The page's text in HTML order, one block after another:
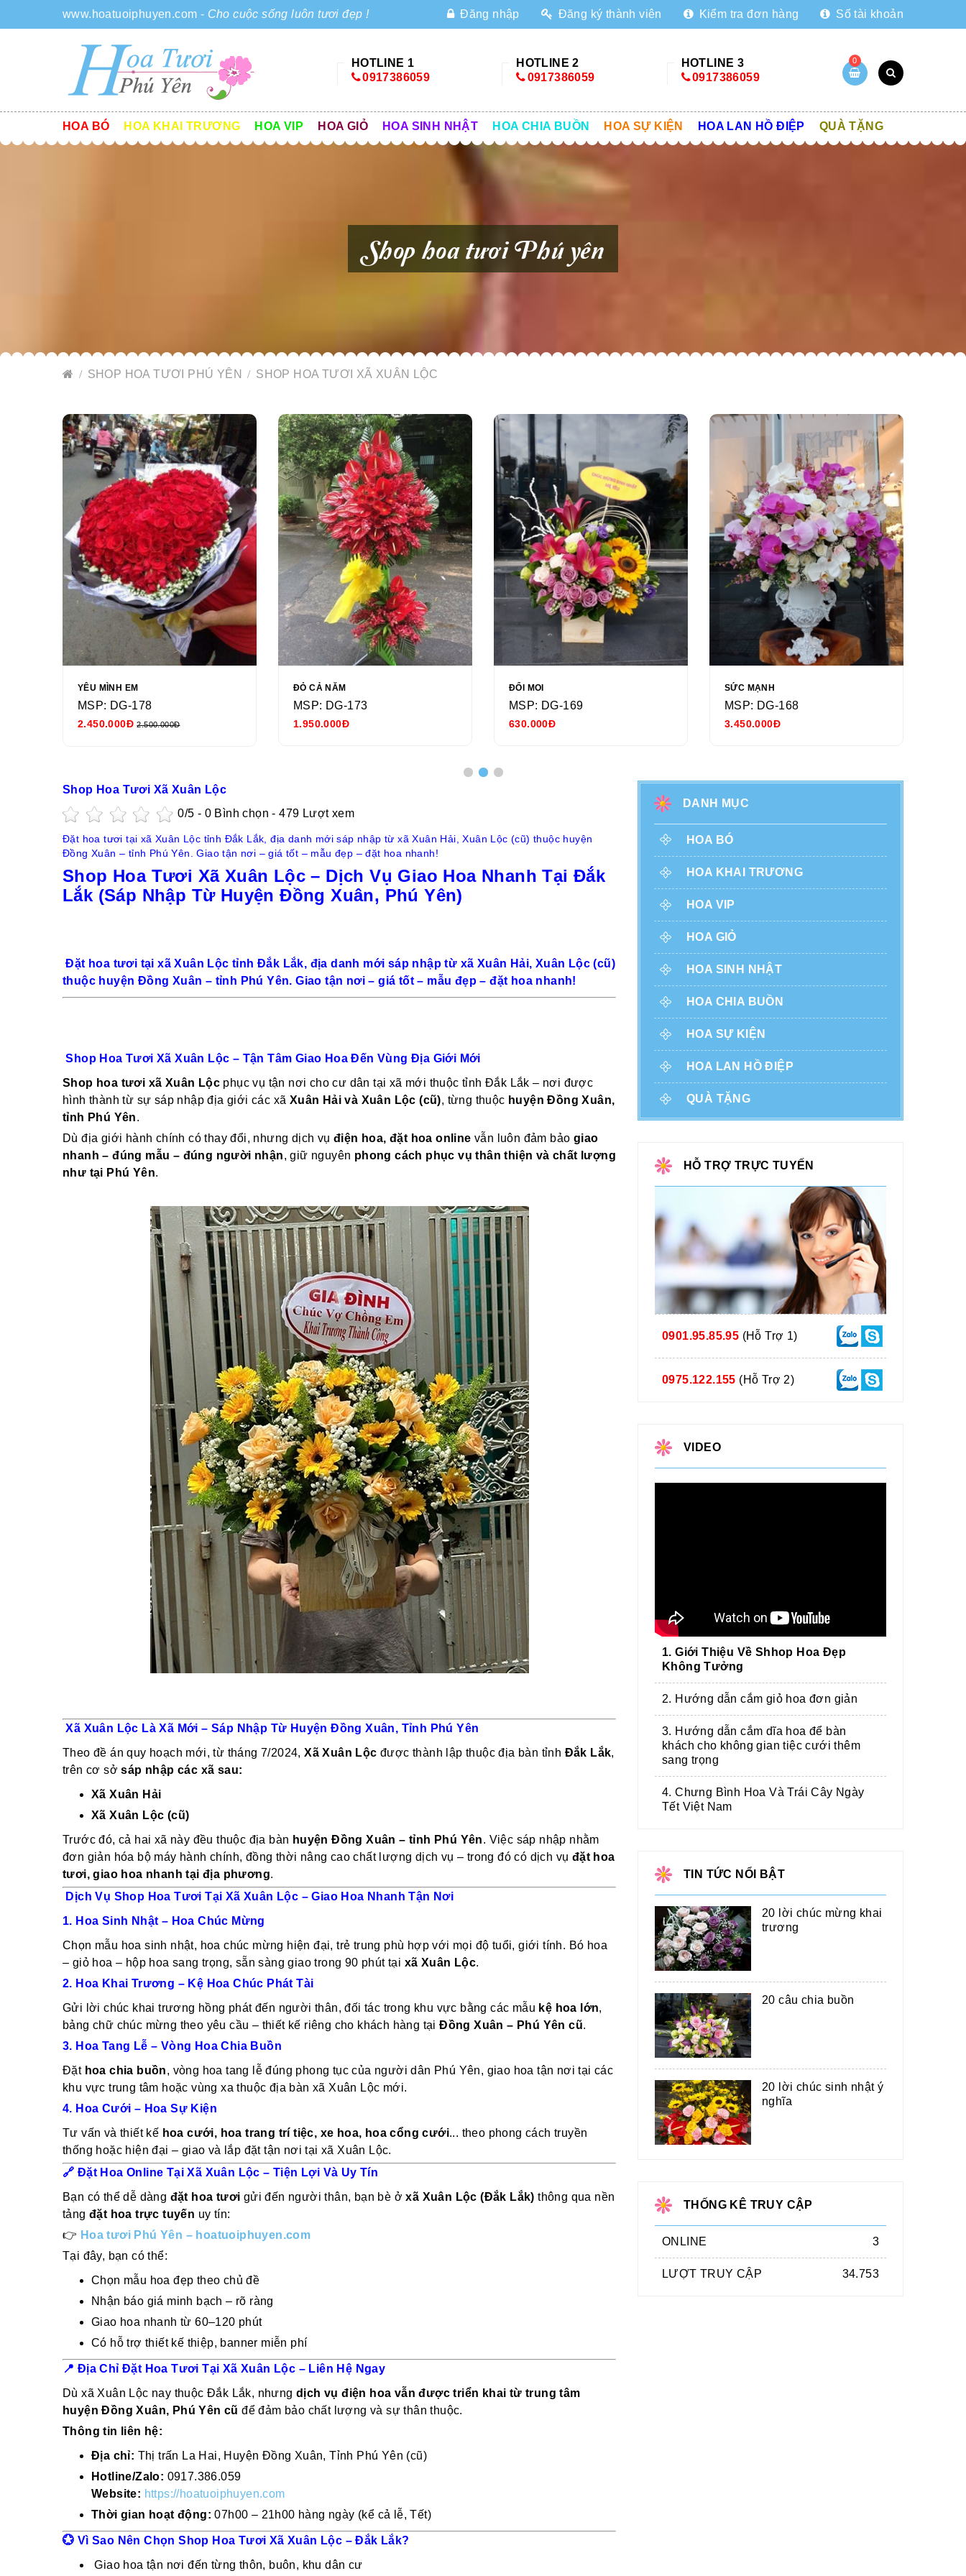
www.hoatuoiphuyen.com - Cho cuộc sống luôn tươi đẹp ! Đăng nhập Đăng ký thành viên Kiểm tra đơn hàng Số tài khoản
HOTLINE 1
0917386059
HOTLINE 2
0917386059
HOTLINE 3
0917386059
0
HOA BÓ HOA KHAI TRƯƠNG HOA VIP HOA GIỎ HOA SINH NHẬT HOA CHIA BUỒN HOA SỰ KIỆN HOA LAN HỒ ĐIỆP QUÀ TẶNG
Shop hoa tươi Phú yên
SHOP HOA TƯƠI PHÚ YÊN SHOP HOA TƯƠI XÃ XUÂN LỘC
YÊU MÌNH EM
MSP: DG-178
2.450.000Đ 2.500.000Đ
ĐỎ CẢ NĂM
MSP: DG-173
1.950.000Đ
ĐỔI MOI
MSP: DG-169
630.000Đ
SỨC MẠNH
MSP: DG-168
3.450.000Đ
Shop Hoa Tươi Xã Xuân Lộc
0/5 - 0 Bình chọn - 479 Lượt xem
Đặt hoa tươi tại xã Xuân Lộc tỉnh Đắk Lắk, địa danh mới sáp nhập từ xã Xuân Hải, Xuân Lộc (cũ) thuộc huyện
Đồng Xuân – tỉnh Phú Yên. Giao tận nơi – giá tốt – mẫu đẹp – đặt hoa nhanh!
Shop Hoa Tươi Xã Xuân Lộc – Dịch Vụ Giao Hoa Nhanh Tại Đắk
Lắk (Sáp Nhập Từ Huyện Đồng Xuân, Phú Yên)
Đặt hoa tươi tại xã Xuân Lộc tỉnh Đắk Lắk, địa danh mới sáp nhập từ xã Xuân Hải, Xuân Lộc (cũ)
thuộc huyện Đồng Xuân – tỉnh Phú Yên. Giao tận nơi – giá tốt – mẫu đẹp – đặt hoa nhanh!
Shop Hoa Tươi Xã Xuân Lộc – Tận Tâm Giao Hoa Đến Vùng Địa Giới Mới
Shop hoa tươi xã Xuân Lộc phục vụ tận nơi cho cư dân tại xã mới thuộc tỉnh Đắk Lắk – nơi được
hình thành từ sự sáp nhập địa giới các xã Xuân Hải và Xuân Lộc (cũ), từng thuộc huyện Đồng Xuân,
tỉnh Phú Yên.
Dù địa giới hành chính có thay đổi, nhưng dịch vụ điện hoa, đặt hoa online vẫn luôn đảm bảo giao
nhanh – đúng mẫu – đúng người nhận, giữ nguyên phong cách phục vụ thân thiện và chất lượng
như tại Phú Yên.
Xã Xuân Lộc Là Xã Mới – Sáp Nhập Từ Huyện Đồng Xuân, Tỉnh Phú Yên
Theo đề án quy hoạch mới, từ tháng 7/2024,Xã Xuân Lộc được thành lập thuộc địa bàn tỉnh Đắk Lắk,
trên cơ sởsáp nhập các xã sau:
Xã Xuân Hải
Xã Xuân Lộc (cũ)
Trước đó, cả hai xã này đều thuộc địa bàn huyện Đồng Xuân – tỉnh Phú Yên. Việc sáp nhập nhằm
đơn giản hóa bộ máy hành chính, đồng thời nâng cao chất lượng dịch vụ – trong đó có dịch vụ đặt hoa
tươi, giao hoa nhanh tại địa phương.
Dịch Vụ Shop Hoa Tươi Tại Xã Xuân Lộc – Giao Hoa Nhanh Tận Nơi
1. Hoa Sinh Nhật – Hoa Chúc Mừng
Chọn mẫu hoa sinh nhật, hoa chúc mừng hiện đại, trẻ trung phù hợp với mọi độ tuổi, giới tính. Bó hoa
– giỏ hoa – hộp hoa sang trọng, sẵn sàng giao trong 90 phút tại xã Xuân Lộc.
2. Hoa Khai Trương – Kệ Hoa Chúc Phát Tài
Gửi lời chúc khai trương hồng phát đến người thân, đối tác trong khu vực bằng các mẫu kệ hoa lớn,
bảng chữ chúc mừng theo yêu cầu – thiết kế riêng cho khách hàng tạiĐồng Xuân – Phú Yên cũ.
3. Hoa Tang Lễ – Vòng Hoa Chia Buồn
Đặt hoa chia buồn, vòng hoa tang lễ đúng phong tục của người dân Phú Yên, giao hoa tận nơi tại các
khu vực trung tâm hoặc vùng xa thuộc địa bàn xã Xuân Lộc mới.
4. Hoa Cưới – Hoa Sự Kiện
Tư vấn và thiết kế hoa cưới, hoa trang trí tiệc, xe hoa, hoa cổng cưới... theo phong cách truyền
thống hoặc hiện đại – giao và lắp đặt tận nơi tại xã Xuân Lộc.
🔗 Đặt Hoa Online Tại Xã Xuân Lộc – Tiện Lợi Và Uy Tín
Bạn có thể dễ dàng đặt hoa tươi gửi đến người thân, bạn bè ởxã Xuân Lộc (Đắk Lắk) thông qua nền
tảng đặt hoa trực tuyến uy tín:
👉 Hoa tươi Phú Yên – hoatuoiphuyen.com
Tại đây, bạn có thể:
Chọn mẫu hoa đẹp theo chủ đề
Nhận báo giá minh bạch – rõ ràng
Giao hoa nhanh từ 60–120 phút
Có hỗ trợ thiết kế thiệp, banner miễn phí
📍 Địa Chỉ Đặt Hoa Tươi Tại Xã Xuân Lộc – Liên Hệ Ngay
Dù xã Xuân Lộc nay thuộc Đắk Lắk, nhưng dịch vụ điện hoa vẫn được triển khai từ trung tâm
huyện Đồng Xuân, Phú Yên cũ để đảm bảo chất lượng và sự thân thuộc.
Thông tin liên hệ:
Địa chỉ: Thị trấn La Hai, Huyện Đồng Xuân, Tỉnh Phú Yên (cũ)
Hotline/Zalo: 0917.386.059
Website: https://hoatuoiphuyen.com
Thời gian hoạt động: 07h00 – 21h00 hàng ngày (kể cả lễ, Tết)
💮 Vì Sao Nên Chọn Shop Hoa Tươi Xã Xuân Lộc – Đắk Lắk?
Giao hoa tận nơi đến từng thôn, buôn, khu dân cư
DANH MỤC
HOA BÓ
HOA KHAI TRƯƠNG
HOA VIP
HOA GIỎ
HOA SINH NHẬT
HOA CHIA BUỒN
HOA SỰ KIỆN
HOA LAN HỒ ĐIỆP
QUÀ TẶNG
HỖ TRỢ TRỰC TUYẾN
0901.95.85.95 (Hỗ Trợ 1)
0975.122.155 (Hỗ Trợ 2)
VIDEO
1. Giới Thiệu Về Shhop Hoa Đẹp
Không Tưởng
2. Hướng dẫn cắm giỏ hoa đơn giản
3. Hướng dẫn cắm dĩa hoa để bàn
khách cho không gian tiệc cưới thêm
sang trọng
4. Chưng Bình Hoa Và Trái Cây Ngày
Tết Việt Nam
TIN TỨC NỔI BẬT
20 lời chúc mừng khai
trương
20 câu chia buồn
20 lời chúc sinh nhật ý
nghĩa
THỐNG KÊ TRUY CẬP
ONLINE 3
LƯỢT TRUY CẬP 34.753